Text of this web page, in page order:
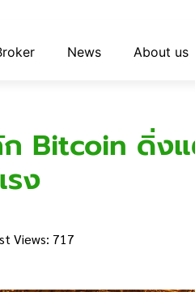
News About us
Bitcoin ดิ่งแ
ง
Views: 717